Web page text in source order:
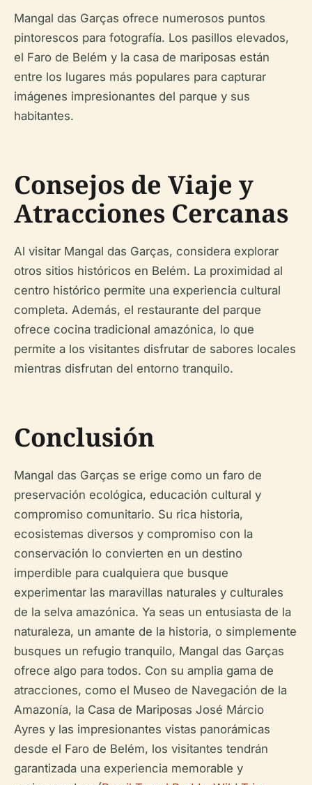
Mangal das Garças ofrece numerosos puntos
pintorescos para fotografía. Los pasillos elevados,
el Faro de Belém y la casa de mariposas están
entre los lugares más populares para capturar
imágenes impresionantes del parque y sus
habitantes.
Consejos de Viaje y
Atracciones Cercanas
Al visitar Mangal das Garças, considera explorar
otros sitios históricos en Belém. La proximidad al
centro histórico permite una experiencia cultural
completa. Además, el restaurante del parque
ofrece cocina tradicional amazónica, lo que
permite a los visitantes disfrutar de sabores locales
mientras disfrutan del entorno tranquilo.
Conclusión
Mangal das Garças se erige como un faro de
preservación ecológica, educación cultural y
compromiso comunitario. Su rica historia,
ecosistemas diversos y compromiso con la
conservación lo convierten en un destino
imperdible para cualquiera que busque
experimentar las maravillas naturales y culturales
de la selva amazónica. Ya seas un entusiasta de la
naturaleza, un amante de la historia, o simplemente
busques un refugio tranquilo, Mangal das Garças
ofrece algo para todos. Con su amplia gama de
atracciones, como el Museo de Navegación de la
Amazonía, la Casa de Mariposas José Márcio
Ayres y las impresionantes vistas panorámicas
desde el Faro de Belém, los visitantes tendrán
garantizada una experiencia memorable y